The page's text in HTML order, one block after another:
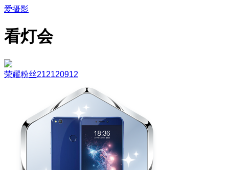
爱摄影
看灯会
荣耀粉丝212120912